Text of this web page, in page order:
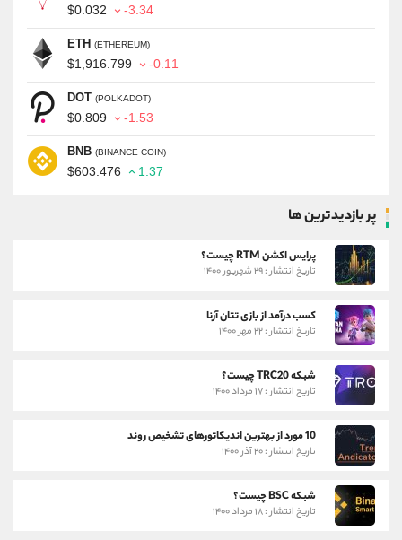
$0.032 -3.34
ETH (ETHEREUM)
$1,916.799 -0.11
DOT (POLKADOT)
$0.809 -1.53
BNB (BINANCE COIN)
$603.476 1.37
پر بازدیدترین ها
پرایس اکشن RTM چیست؟
تاریخ انتشار : ۲۹ شهریور ۱۴۰۰
کسب درآمد از بازی تتان آرنا
تاریخ انتشار : ۲۲ مهر ۱۴۰۰
شبکه TRC20 چیست؟
تاریخ انتشار : ۱۷ مرداد ۱۴۰۰
10 مورد از بهترین اندیکاتورهای تشخیص روند
تاریخ انتشار : ۲۰ آذر ۱۴۰۰
شبکه BSC چیست؟
تاریخ انتشار : ۱۸ مرداد ۱۴۰۰